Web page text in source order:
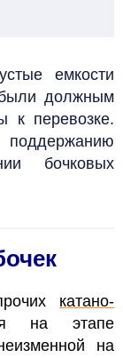
емкости
должным
к перевозке.
бочковых
катано-
на этапе
на